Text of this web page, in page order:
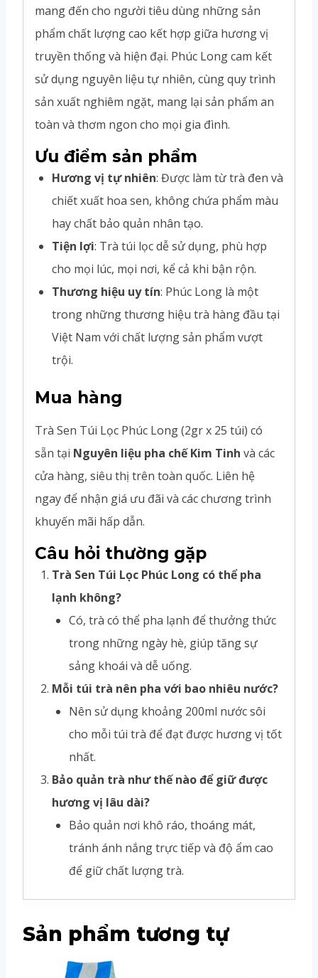
mang đến cho người tiêu dùng những sản
phẩm chất lượng cao kết hợp giữa hương vị
truyền thống và hiện đại. Phúc Long cam kết
sử dụng nguyên liệu tự nhiên, cùng quy trình
sản xuất nghiêm ngặt, mang lại sản phẩm an
toàn và thơm ngon cho mọi gia đình.
Ưu điểm sản phẩm
Hương vị tự nhiên: Được làm từ trà đen và
chiết xuất hoa sen, không chứa phẩm màu
hay chất bảo quản nhân tạo.
Tiện lợi: Trà túi lọc dễ sử dụng, phù hợp
cho mọi lúc, mọi nơi, kể cả khi bận rộn.
Thương hiệu uy tín: Phúc Long là một
trong những thương hiệu trà hàng đầu tại
Việt Nam với chất lượng sản phẩm vượt
trội.
Mua hàng
Trà Sen Túi Lọc Phúc Long (2gr x 25 túi) có
sẵn tại Nguyên liệu pha chế Kim Tinh và các
cửa hàng, siêu thị trên toàn quốc. Liên hệ
ngay để nhận giá ưu đãi và các chương trình
khuyến mãi hấp dẫn.
Câu hỏi thường gặp
Trà Sen Túi Lọc Phúc Long có thể pha
lạnh không?
Có, trà có thể pha lạnh để thưởng thức
trong những ngày hè, giúp tăng sự
sảng khoái và dễ uống.
Mỗi túi trà nên pha với bao nhiêu nước?
Nên sử dụng khoảng 200ml nước sôi
cho mỗi túi trà để đạt được hương vị tốt
nhất.
Bảo quản trà như thế nào để giữ được
hương vị lâu dài?
Bảo quản nơi khô ráo, thoáng mát,
tránh ánh nắng trực tiếp và độ ẩm cao
để giữ chất lượng trà.
Sản phẩm tương tự